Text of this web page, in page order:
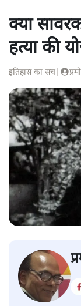
क्या
हत्या की
इतिहास का सच